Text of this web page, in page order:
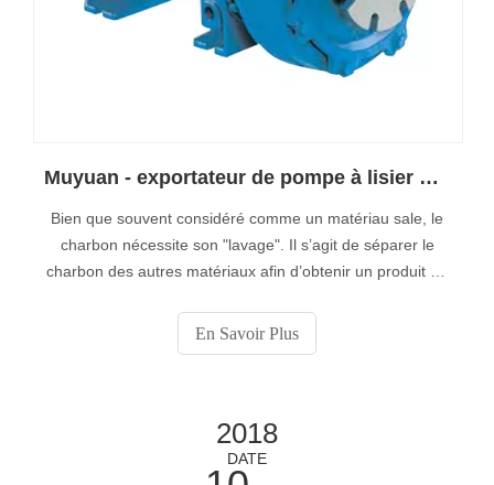
Muyuan - exportateur de pompe à lisier pour la préparation du charbon
Bien que souvent considéré comme un matériau sale, le
charbon nécessite son "lavage". Il s’agit de séparer le
charbon des autres matériaux afin d’obtenir un produit de
En Savoir Plus
2018
DATE